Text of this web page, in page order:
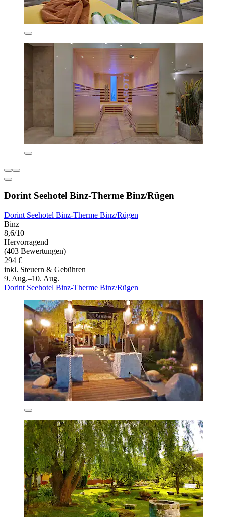
Dorint Seehotel Binz-Therme Binz/Rügen
Dorint Seehotel Binz-Therme Binz/Rügen
Binz
8,6/10
Hervorragend
(403 Bewertungen)
294 €
inkl. Steuern & Gebühren
9. Aug.–10. Aug.
Dorint Seehotel Binz-Therme Binz/Rügen